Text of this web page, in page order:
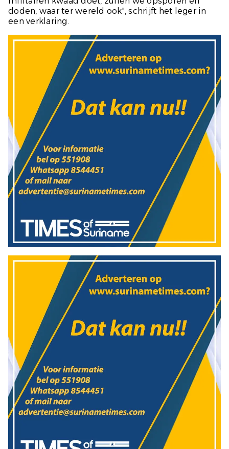
doden, waar ter wereld ook", schrijft het leger in
een verklaring.